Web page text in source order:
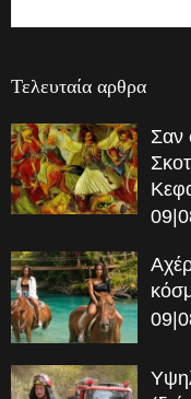
Τελευταία αρθρα
Σαν